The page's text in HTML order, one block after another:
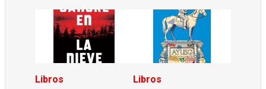
Libros Libros